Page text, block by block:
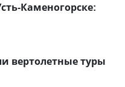
Каменогорске:
вертолетные туры